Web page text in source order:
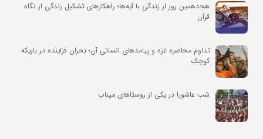
هجدهمین روز از زندگی با آیه‌ها؛ راهکارهای تشکیل زندگی از نگاه
قرآن
تداوم محاصره غزه و پیامدهای انسانی آن؛ بحران فزاینده در باریکه
کوچک
شب عاشورا در یکی از روستاهای میناب